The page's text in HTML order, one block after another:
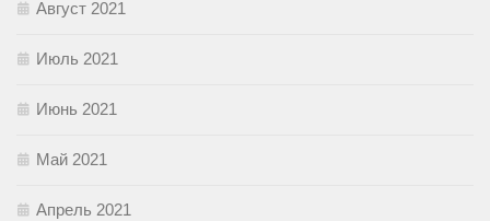
Август 2021
Июль 2021
Июнь 2021
Май 2021
Апрель 2021